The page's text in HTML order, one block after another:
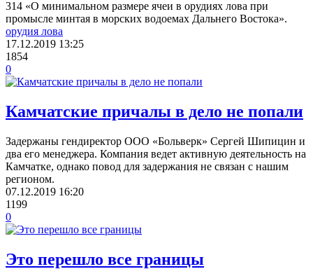
314 «О минимальном размере ячеи в орудиях лова при
промысле минтая в морских водоемах Дальнего Востока».
орудия лова
17.12.2019 13:25
1854
0
Камчатские причалы в дело не попали
Задержаны гендиректор ООО «Больверк» Сергей Шипицин и
два его менеджера. Компания ведет активную деятельность на
Камчатке, однако повод для задержания не связан с нашим
регионом.
07.12.2019 16:20
1199
0
Это перешло все границы